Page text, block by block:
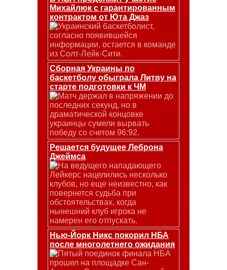
Михайлюк с гарантированным
контрактом от Юта Джаз
Украинский баскетболист,
согласно появившейся
информации, остается в команде
из Солт-Лейк-Сити.
Сборная Украины по
баскетболу обыграла Литву на
старте подготовки к ЧМ
Матч держал в напряжении до
последних секунд, но в
драматической концовке
украинцы сумели вырвать
победу со счетом 96:92.
Решается будущее Леброна
Джеймса
На ведущего нападающего
Лейкерс нацелились несколько
клубов, но еще неизвестно, как
повернется судьба при
обстоятельствах, когда
нынешний клуб игрока не
намерен его отпускать.
Нью-Йорк Никс покорил НБА
после многолетнего ожидания
Пятый поединок финала НБА
прошел на площадке Сан-